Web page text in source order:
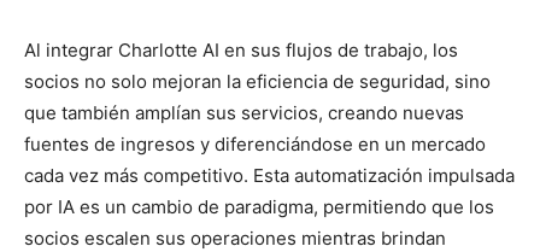
Al integrar Charlotte AI en sus flujos de trabajo, los
socios no solo mejoran la eficiencia de seguridad, sino
que también amplían sus servicios, creando nuevas
fuentes de ingresos y diferenciándose en un mercado
cada vez más competitivo. Esta automatización impulsada
por IA es un cambio de paradigma, permitiendo que los
socios escalen sus operaciones mientras brindan